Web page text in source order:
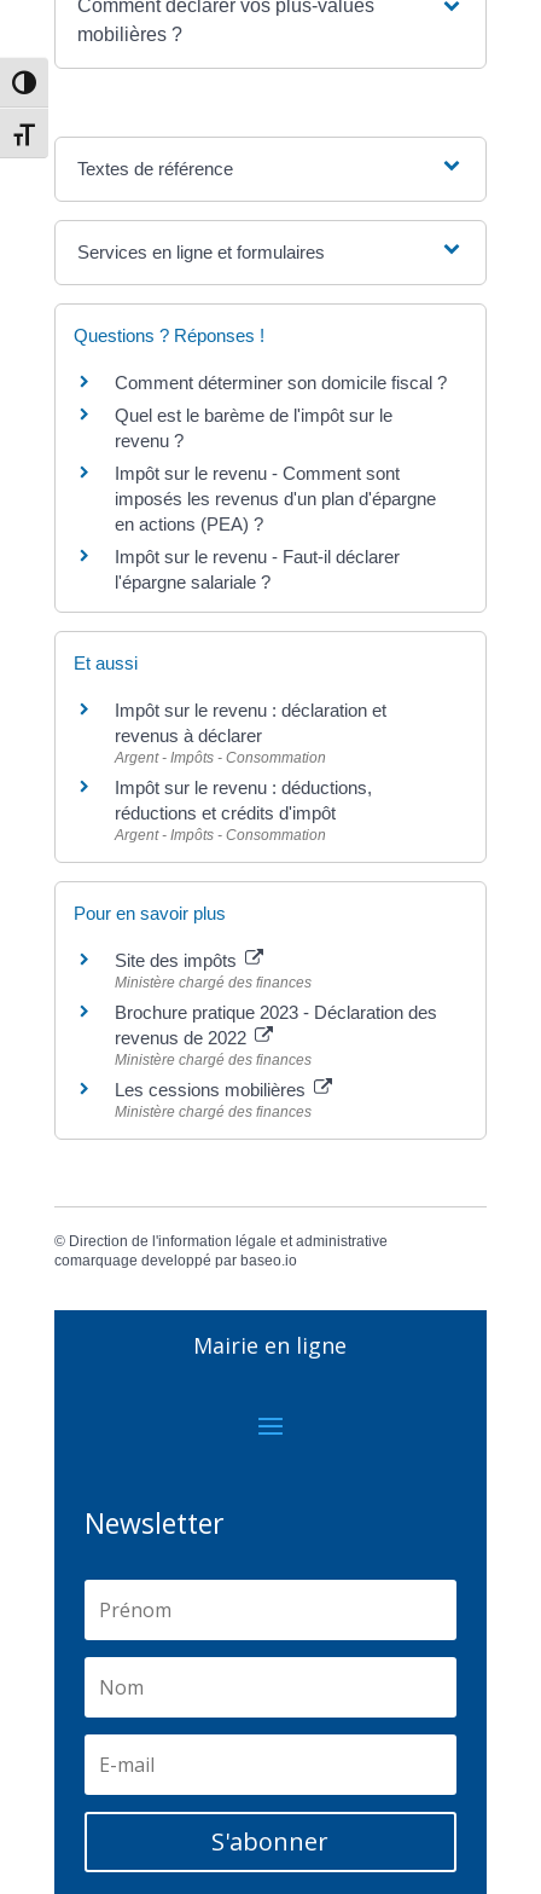
Passer en contraste élevé
Changer la taille de la police
Comment déclarer vos plus-values
mobilières ?
Textes de référence
Services en ligne et formulaires
Questions ? Réponses !
Comment déterminer son domicile fiscal ?
Quel est le barème de l'impôt sur le
revenu ?
Impôt sur le revenu - Comment sont
imposés les revenus d'un plan d'épargne
en actions (PEA) ?
Impôt sur le revenu - Faut-il déclarer
l'épargne salariale ?
Et aussi
Impôt sur le revenu : déclaration et
revenus à déclarer
Argent - Impôts - Consommation
Impôt sur le revenu : déductions,
réductions et crédits d'impôt
Argent - Impôts - Consommation
Pour en savoir plus
Site des impôts
Ministère chargé des finances
Brochure pratique 2023 - Déclaration des
revenus de 2022
Ministère chargé des finances
Les cessions mobilières
Ministère chargé des finances
© Direction de l'information légale et administrative
comarquage developpé par baseo.io
Mairie en ligne
Newsletter
S'abonner